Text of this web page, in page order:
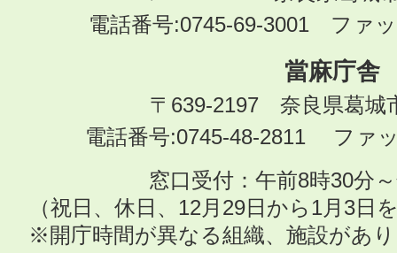
電話番号:0745-69-3001 ファ
當麻庁舎
〒639-2197 奈良県葛城
電話番号:0745-48-2811 ファ
窓口受付：午前8時30分
（祝日、休日、12月29日から1月3日
※開庁時間が異なる組織、施設があ